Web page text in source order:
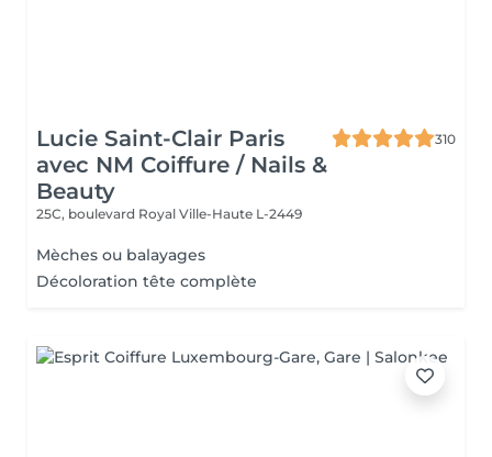
Lucie Saint-Clair Paris
avec NM Coiffure / Nails &
Beauty
310
25C, boulevard Royal Ville-Haute L-2449
Mèches ou balayages
Décoloration tête complète